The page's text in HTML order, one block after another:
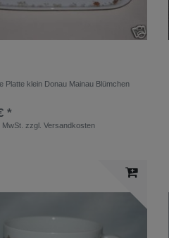
Platte klein Donau Mainau Blümchen
*
zzgl.Versandkosten